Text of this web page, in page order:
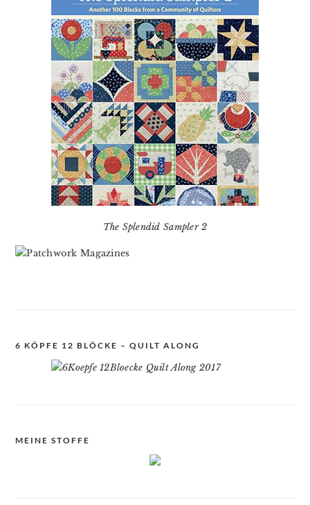
The Splendid Sampler 2
6 KÖPFE 12 BLÖCKE – QUILT ALONG
MEINE STOFFE